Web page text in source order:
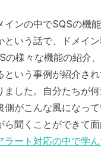
インの中でSQSの機
という話で、ドメイ
の様々な機能の紹介
という事例が紹介さ
ました。自分たちが
側がこんな風になっ
ら聞くことができて面
ラート対応の中で学